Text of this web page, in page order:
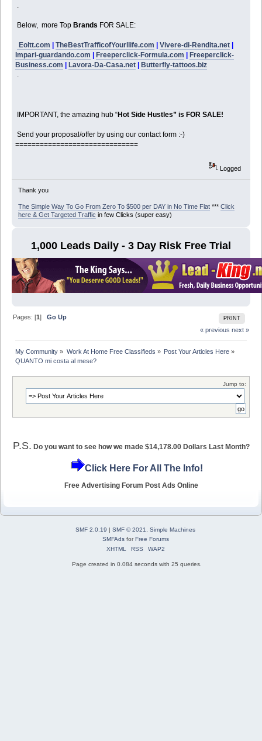
Below, more TopBrands FOR SALE:
Eoltt.com |TheBestTrafficofYourllife.com |Vivere-di-Rendita.net |
Impari-guardando.com |Freeperclick-Formula.com |Freeperclick-
Business.com |Lavora-Da-Casa.net |Butterfly-tattoos.biz
IMPORTANT, the amazing hub “Hot Side Hustles” is FOR SALE!
Send your proposal/offer by using our contact form :-)
==============================
Logged
Thank you
The Simple Way To Go From Zero To $500 per DAY in No Time Flat*** Click
here & Get Targeted Traffic in few Clicks (super easy)
1,000 Leads Daily - 3 Day Risk Free Trial
PRINT
Pages: [1]Go Up
« previous next »
My Community » Work At Home Free Classifieds » Post Your Articles Here»
QUANTO mi costa al mese?
Jump to:
P.S. Do you want to see how we made $14,178.00 Dollars Last Month?
Click Here For All The Info!
Free Advertising Forum Post Ads Online
SMF 2.0.19 | SMF © 2021
Simple Machines
SMFAdsforFree Forums
XHTML
RSS WAP2
Page created in 0.084 seconds with 25 queries.